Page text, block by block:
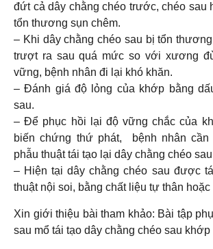
đứt cả dây chằng chéo trước, chéo sau
tổn thương sụn chêm.
– Khi dây chằng chéo sau bị tổn
trượt ra sau quá mức so với xương
vững, bệnh nhân đi lại khó khăn.
– Đánh giá độ lỏng của khớp bằng
sau.
– Để phục hồi lại độ vững chắc của
biến chứng thứ phát, bệnh nhân cần
phẫu thuật tái tạo lại dây chằng chéo sau
– Hiện tại dây chằng chéo sau được
thuật nội soi, bằng chất liệu tự thân hoặc
Xin giới thiệu bài tham khảo: Bài tập
sau mổ tái tạo dây chằng chéo sau